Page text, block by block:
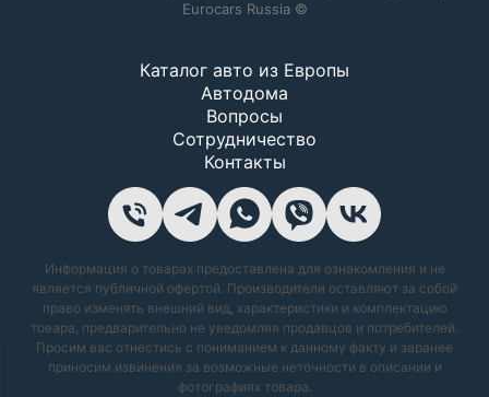
Eurocars Russia ©
Каталог авто из Европы
Автодома
Вопросы
Сотрудничество
Контакты
Информация о товарах предоставлена для ознакомления и не
является публичной офертой. Производители оставляют за собой
право изменять внешний вид, характеристики и комплектацию
товара, предварительно не уведомляя продавцов и потребителей.
Просим вас отнестись с пониманием к данному факту и заранее
приносим извинения за возможные неточности в описании и
фотографиях товара.